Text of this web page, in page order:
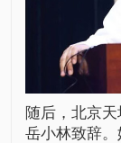
随后，北京
岳小林致辞。